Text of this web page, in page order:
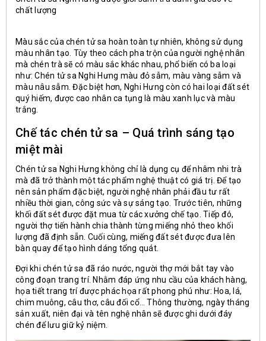
chất lượng
Màu sắc của chén tử sa hoàn toàn tự nhiên, không sử dụng
màu nhân tạo. Tùy theo cách pha trộn của người nghệ nhân
mà chén trà sẽ có màu sắc khác nhau, phổ biến có ba loại
như: Chén tử sa Nghi Hưng màu đỏ sẫm, màu vàng sẫm và
màu nâu sẫm. Đặc biệt hơn, Nghi Hưng còn có hai loại đất sét
quý hiếm, được cao nhân ca tụng là màu xanh lục và màu
trắng.
Chế tác chén tử sa – Quá trình sáng tạo
miệt mài
Chén tử sa Nghi Hưng không chỉ là dụng cụ để nhâm nhi trà
mà đã trở thành một tác phẩm nghệ thuật có giá trị. Để tạo
nên sản phẩm đặc biệt, người nghệ nhân phải đầu tư rất
nhiều thời gian, công sức và sự sáng tạo. Trước tiên, những
khối đất sét được đặt mua từ các xưởng chế tạo. Tiếp đó,
người thợ tiến hành chia thành từng miếng nhỏ theo khối
lượng đã định sẵn. Cuối cùng, miếng đất sét được đưa lên
bàn quay để tạo hình dáng tổng quát.
Đợi khi chén tử sa đã ráo nước, người thợ mới bắt tay vào
công đoạn trang trí. Nhằm đáp ứng nhu cầu của khách hàng,
họa tiết trang trí được phác họa rất phong phú như: Hoa, lá,
chim muông, câu thơ, câu đối cổ… Thông thường, ngày tháng
sản xuất, niên đại và tên nghệ nhân sẽ được ghi dưới đáy
chén để lưu giữ kỷ niệm.